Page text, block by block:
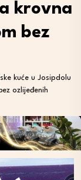
krovna
bez
kuće u Josipdolu
ozlijeđenih